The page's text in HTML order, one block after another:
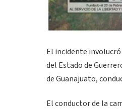
El incidente involucró
del Estado de
de Guanajuato,
El conductor de la